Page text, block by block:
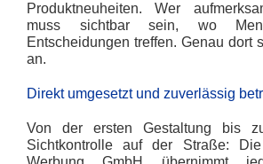
Produktneuheiten. Wer
muss sichtbar sein, wo
Entscheidungen treffen. Genau dort
an.
Direkt umgesetzt und zuverlässig
Von der ersten Gestaltung bis
Sichtkontrolle auf der Straße: